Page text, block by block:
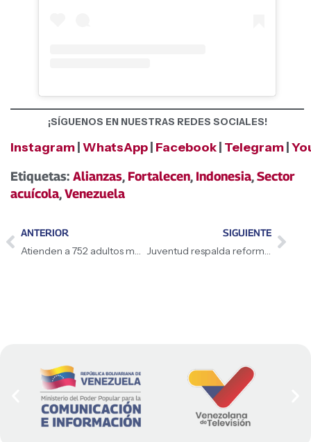
¡SÍGUENOS EN NUESTRAS REDES SOCIALES!
Instagram WhatsApp Facebook Telegram
Etiquetas: Alianzas, Fortalecen, Indonesia,Sector
acuícola,Venezuela
ANTERIOR SIGUIENTE